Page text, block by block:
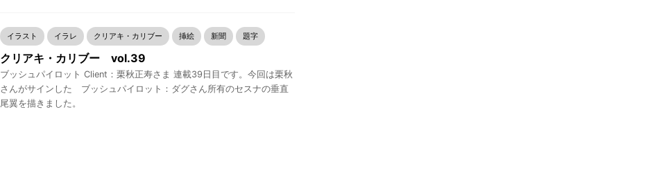
イラスト イラレ クリアキ・カリブー 挿絵 新聞 題字
クリアキ・カリブー vol.39
ブッシュパイロット Client：栗秋正寿さま 連載39日目です。今回は栗秋
さんがサインした ブッシュパイロット：ダグさん所有のセスナの垂直
尾翼を描きました。